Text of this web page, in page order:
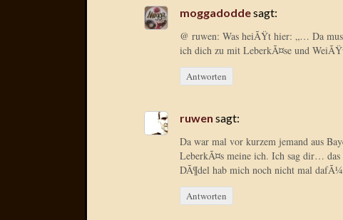
moggadoddesagt:
@ ruwen: Was heiÃŸt hier: „… Da
ich dich zu mit LeberkÃ¤se und
Antworten
ruwen sagt:
Da war mal vor kurzem jemand aus
LeberkÃ¤s meine ich. Ich sag dir… das
DÃ¶del hab mich noch nicht mal
Antworten